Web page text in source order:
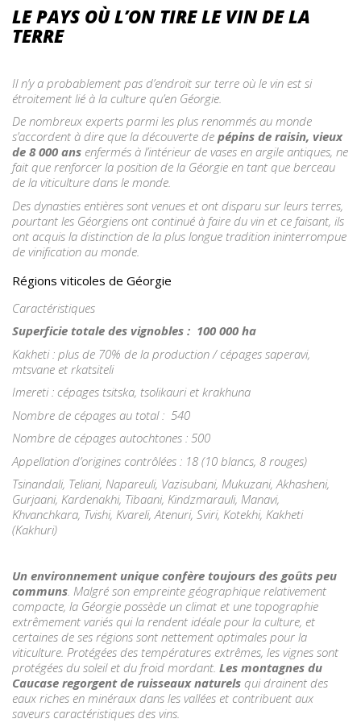
LE PAYS OÙ L’ON TIRE LE VIN DE LA
TERRE
Il n’y a probablement pas d’endroit sur terre où le vin est si
étroitement lié à la culture qu’en Géorgie.
De nombreux experts parmi les plus renommés au monde
s’accordent à dire que la découverte de pépins de raisin, vieux
de 8 000 ans enfermés à l’intérieur de vases en argile antiques, ne
fait que renforcer la position de la Géorgie en tant que berceau
de la viticulture dans le monde.
Des dynasties entières sont venues et ont disparu sur leurs terres,
pourtant les Géorgiens ont continué à faire du vin et ce faisant, ils
ont acquis la distinction de la plus longue tradition ininterrompue
de vinification au monde.
Régions viticoles de Géorgie
Caractéristiques
Superficie totale des vignobles : 100 000 ha
Kakheti : plus de 70% de la production / cépages saperavi,
mtsvane et rkatsiteli
Imereti : cépages tsitska, tsolikauri et krakhuna
Nombre de cépages au total : 540
Nombre de cépages autochtones : 500
Appellation d’origines contrôlées : 18 (10 blancs, 8 rouges)
Tsinandali, Teliani, Napareuli, Vazisubani, Mukuzani, Akhasheni,
Gurjaani, Kardenakhi, Tibaani, Kindzmarauli, Manavi,
Khvanchkara, Tvishi, Kvareli, Atenuri, Sviri, Kotekhi, Kakheti
(Kakhuri)
Un environnement unique confère toujours des goûts peu
communs. Malgré son empreinte géographique relativement
compacte, la Géorgie possède un climat et une topographie
extrêmement variés qui la rendent idéale pour la culture, et
certaines de ses régions sont nettement optimales pour la
viticulture. Protégées des températures extrêmes, les vignes sont
protégées du soleil et du froid mordant. Les montagnes du
Caucase regorgent de ruisseaux naturels qui drainent des
eaux riches en minéraux dans les vallées et contribuent aux
saveurs caractéristiques des vins.